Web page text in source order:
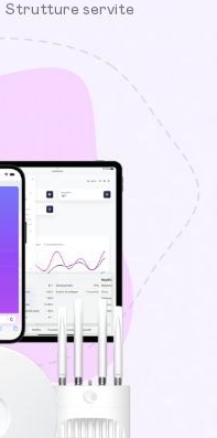
Strutture servite